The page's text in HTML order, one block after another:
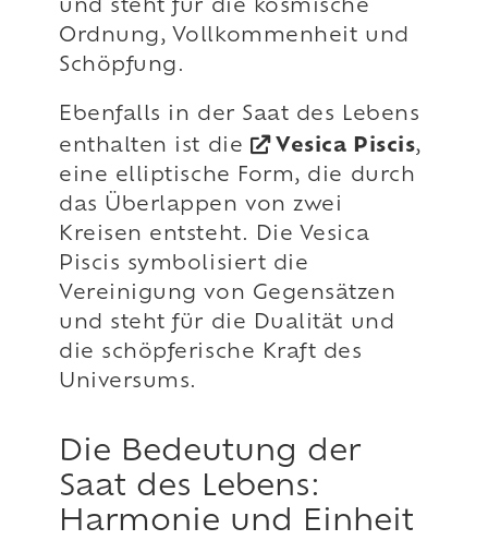
und steht für die kosmische
Ordnung, Vollkommenheit und
Schöpfung.
Ebenfalls in der Saat des Lebens
enthalten ist die
Vesica Piscis,
eine elliptische Form, die durch
das Überlappen von zwei
Kreisen entsteht. Die Vesica
Piscis symbolisiert die
Vereinigung von Gegensätzen
und steht für die Dualität und
die schöpferische Kraft des
Universums.
Die Bedeutung der
Saat des Lebens:
Harmonie und Einheit